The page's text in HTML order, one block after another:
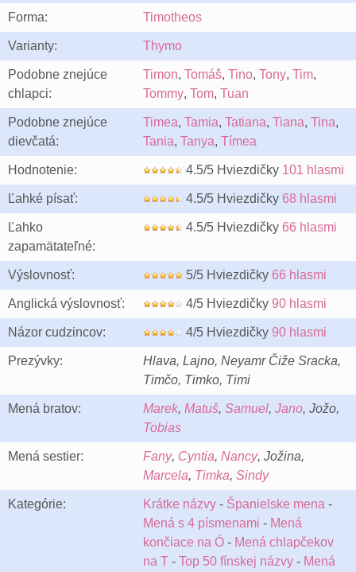
Forma: Timotheos
Varianty: Thymo
Podobne znejúce
chlapci:
Timon, Tomáš, Tino, Tony, Tim,
Tommy, Tom, Tuan
Podobne znejúce
dievčatá:
Timea, Tamia, Tatiana, Tiana, Tina,
Tania, Tanya, Tímea
Hodnotenie: 4.5/5 Hviezdičky 101 hlasmi
Ľahké písať: 4.5/5 Hviezdičky 68 hlasmi
Ľahko
zapamätateľné:
4.5/5 Hviezdičky 66 hlasmi
Výslovnosť: 5/5 Hviezdičky 66 hlasmi
Anglická výslovnosť: 4/5 Hviezdičky 90 hlasmi
Názor cudzincov: 4/5 Hviezdičky 90 hlasmi
Prezývky:
Hlava, Lajno, Neyamr Čiže Sracka,
Timčo, Timko, Timi
Mená bratov: Marek, Matuš, Samuel, Jano, Jožo,
Tobias
Mená sestier: Fany, Cyntia, Nancy, Jožina,
Marcela, Timka, Sindy
Kategórie: Krátke názvy - Španielske mena -
Mená s 4 písmenami - Mená
končiace na Ó - Mená chlapčekov
na T - Top 50 fínskej názvy - Mená